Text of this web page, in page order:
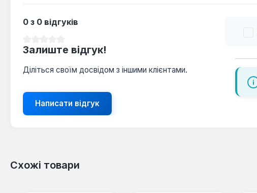
0 з 0 відгуків
Залиште відгук!
Діліться своїм досвідом з іншими клієнтами.
Написати відгук
Схожі товари